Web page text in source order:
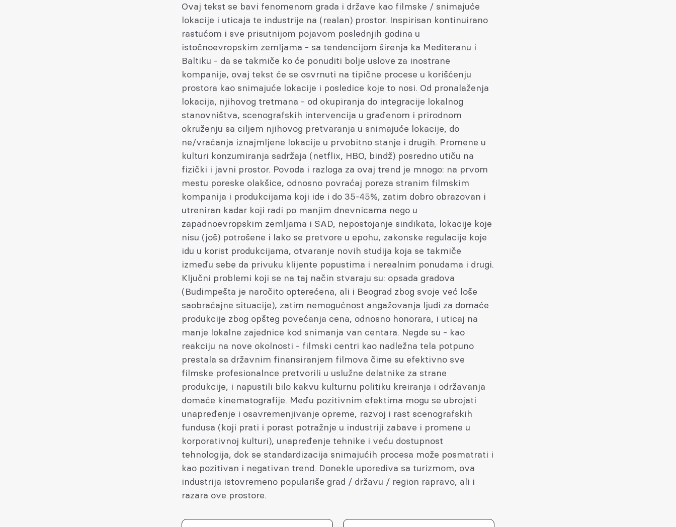
Ovaj tekst se bavi fenomenom grada i države kao filmske / snimajuće
lokacije i uticaja te industrije na (realan) prostor. Inspirisan kontinuirano
rastućom i sve prisutnijom pojavom poslednjih godina u
istočnoevropskim zemljama - sa tendencijom širenja ka Mediteranu i
Baltiku - da se takmiče ko će ponuditi bolje uslove za inostrane
kompanije, ovaj tekst će se osvrnuti na tipične procese u korišćenju
prostora kao snimajuće lokacije i posledice koje to nosi. Od pronalaženja
lokacija, njihovog tretmana - od okupiranja do integracije lokalnog
stanovništva, scenografskih intervencija u građenom i prirodnom
okruženju sa ciljem njihovog pretvaranja u snimajuće lokacije, do
ne/vraćanja iznajmljene lokacije u prvobitno stanje i drugih. Promene u
kulturi konzumiranja sadržaja (netflix, HBO, bindž) posredno utiču na
fizički i javni prostor. Povoda i razloga za ovaj trend je mnogo: na prvom
mestu poreske olakšice, odnosno povraćaj poreza stranim filmskim
kompanija i produkcijama koji ide i do 35-45%, zatim dobro obrazovan i
utreniran kadar koji radi po manjim dnevnicama nego u
zapadnoevropskim zemljama i SAD, nepostojanje sindikata, lokacije koje
nisu (još) potrošene i lako se pretvore u epohu, zakonske regulacije koje
idu u korist produkcijama, otvaranje novih studija koja se takmiče
između sebe da privuku klijente popustima i nerealnim ponudama i drugi.
Ključni problemi koji se na taj način stvaraju su: opsada gradova
(Budimpešta je naročito opterećena, ali i Beograd zbog svoje već loše
saobraćajne situacije), zatim nemogućnost angažovanja ljudi za domaće
produkcije zbog opšteg povećanja cena, odnosno honorara, i uticaj na
manje lokalne zajednice kod snimanja van centara. Negde su - kao
reakciju na nove okolnosti - filmski centri kao nadležna tela potpuno
prestala sa državnim finansiranjem filmova čime su efektivno sve
filmske profesionalnce pretvorili u uslužne delatnike za strane
produkcije, i napustili bilo kakvu kulturnu politiku kreiranja i održavanja
domaće kinematografije. Među pozitivnim efektima mogu se ubrojati
unapređenje i osavremenjivanje opreme, razvoj i rast scenografskih
fundusa (koji prati i porast potražnje u industriji zabave i promene u
korporativnoj kulturi), unapređenje tehnike i veću dostupnost
tehnologija, dok se standardizacija snimajućih procesa može posmatrati i
kao pozitivan i negativan trend. Donekle uporediva sa turizmom, ova
industrija istovremeno populariše grad / državu / region rapravo, ali i
razara ove prostore.